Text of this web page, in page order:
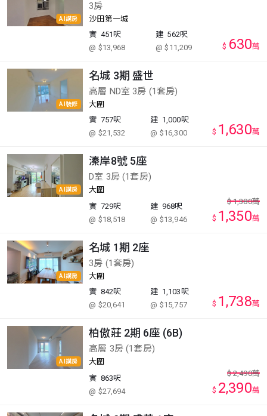
AI講房
3房
沙田第一城
實 451呎
@ $13,968
建 562呎
@ $11,209
$ 630萬
AI裝修
名城 3期 盛世
高層 ND室 3房 (1套房)
大圍
實 757呎
@ $21,532
建 1,000呎
@ $16,300
$ 1,630萬
AI講房
溱岸8號 5座
D室 3房 (1套房)
大圍
實 729呎
@ $18,518
建 968呎
@ $13,946
$ 1,380萬
$ 1,350萬
AI講房
名城 1期 2座
3房 (1套房)
大圍
實 842呎
@ $20,641
建 1,103呎
@ $15,757
$ 1,738萬
AI講房
柏傲莊 2期 6座 (6B)
高層 3房 (1套房)
大圍
實 863呎
@ $27,694
$ 2,490萬
$ 2,390萬